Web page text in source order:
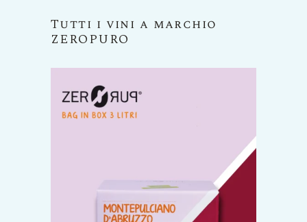
Tutti i vini a marchio
ZEROPURO